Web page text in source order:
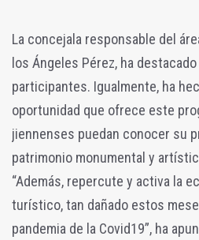
La concejala responsable del
los Ángeles Pérez, ha
participantes. Igualmente, ha
oportunidad que ofrece este
jiennenses puedan conocer su
patrimonio monumental y
“Además, repercute y activa la
turístico, tan dañado estos
pandemia de la Covid19”, ha